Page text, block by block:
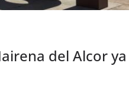
del Alcor ya